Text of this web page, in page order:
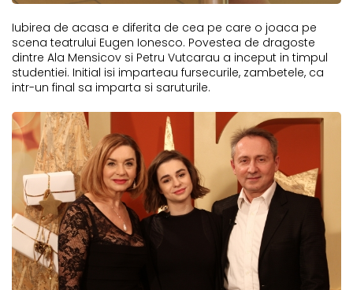
Iubirea de acasa e diferita de cea pe care o joaca pe
scena teatrului Eugen Ionesco. Povestea de dragoste
dintre Ala Mensicov si Petru Vutcarau a inceput in timpul
studentiei. Initial isi imparteau fursecurile, zambetele, ca
intr-un final sa imparta si saruturile.